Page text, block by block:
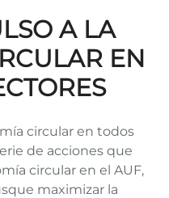
A LA
EN
circular en todos
de acciones que
circular en el AUF,
maximizar la